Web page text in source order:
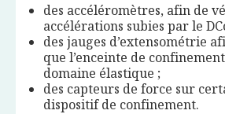
des accéléromètres, afin de
accélérations subies par le
des jauges d’extensométrie
que l’enceinte de
domaine élastique ;
des capteurs de force sur
dispositif de confinement.